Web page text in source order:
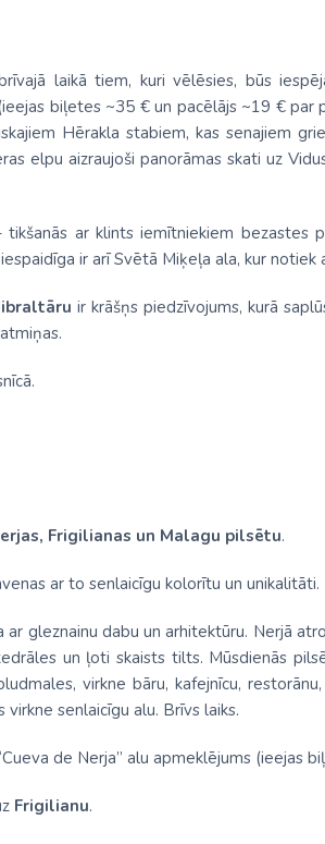
laikā tiem, kuri vēlēsies, būs
biļetes ~35 € un pacēlājs ~19 € par
Hērakla stabiem, kas senajiem
elpu aizraujoši panorāmas skati uz
tikšanās ar klints iemītniekiem bezastes
ir arī Svētā Miķeļa ala, kur notiek
ir krāšņs piedzīvojums, kurā
Frigilianas un Malagu pilsētu.
ar to senlaicīgu kolorītu un unikalitāti.
ar gleznainu dabu un arhitektūru. Nerjā
un ļoti skaists tilts. Mūsdienās
virkne bāru, kafejnīcu,
senlaicīgu alu. Brīvs laiks.
de Nerja” alu apmeklējums (ieejas
Frigilianu.